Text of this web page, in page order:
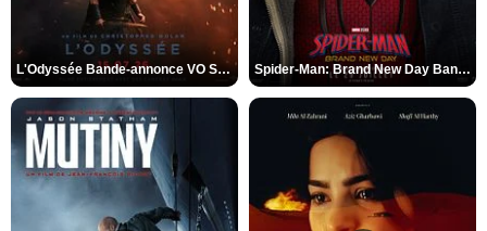
L'Odyssée Bande-annonce VO STFR Spider-Man: Brand New Day Bande-annonce VO STFR